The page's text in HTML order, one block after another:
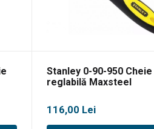
Stanley 0-90-950 Cheie
reglabilă Maxsteel
116,00 Lei